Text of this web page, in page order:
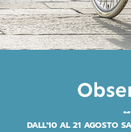
DALL'10 AL 21 AGOSTO